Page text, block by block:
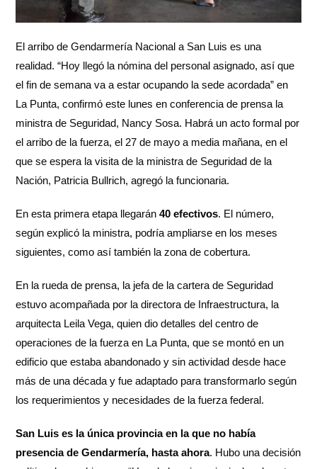
El arribo de Gendarmería Nacional a San Luis es una
realidad. “Hoy llegó la nómina del personal asignado, así que
el fin de semana va a estar ocupando la sede acordada” en
La Punta, confirmó este lunes en conferencia de prensa la
ministra de Seguridad, Nancy Sosa. Habrá un acto formal por
el arribo de la fuerza, el 27 de mayo a media mañana, en el
que se espera la visita de la ministra de Seguridad de la
Nación, Patricia Bullrich, agregó la funcionaria.
En esta primera etapa llegarán40 efectivos. El número,
según explicó la ministra, podría ampliarse en los meses
siguientes, como así también la zona de cobertura.
En la rueda de prensa, la jefa de la cartera de Seguridad
estuvo acompañada por la directora de Infraestructura, la
arquitecta Leila Vega, quien dio detalles del centro de
operaciones de la fuerza en La Punta, que se montó en un
edificio que estaba abandonado y sin actividad desde hace
más de una década y fue adaptado para transformarlo según
los requerimientos y necesidades de la fuerza federal.
San Luis es la única provincia en la que no había
presencia de Gendarmería, hasta ahora. Hubo una decisión